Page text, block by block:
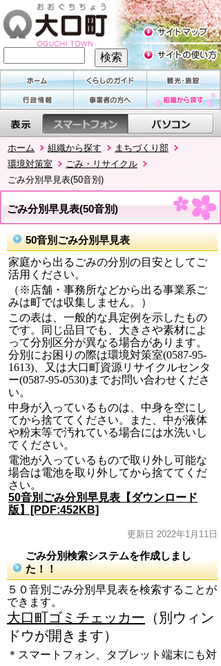
ホーム 組織から探す
まちづくり部
環境対策室
ごみ・リサイクル
ごみ分別早見表(50音別)
ごみ分別早見表(50音別)
50音別ごみ分別早見表
家庭から出るごみの分別の目安としてご
活用ください。
（※店舗・事務所などから出る事業系ご
みは町では収集しません。）
この表は、一般的な具定例を示したもの
です。同じ品目でも、大きさや素材によ
って分別区分が異なる場合があります。
分別にお困りの際は環境対策室(0587-95-
1613)、又は大口町資源リサイクルセンタ
ー(0587-95-0530)までお問い合わせくださ
い。
中身が入っているものは、中身を空にし
てから捨ててください。また、中が液体
や粉末等で汚れている場合には水洗いし
てください。
電池が入っているもので取り外し可能な
場合は電池を取り外してから捨ててくだ
さい。
50音別ごみ分別早見表【ダウンロード
版】[PDF:452KB]
更新日 2022年1月11日
ごみ分別検索システムを作成しまし
た！！
５０音別ごみ分別早見表を検索することが
できます。
大口町ゴミチェッカー （別ウィン
ドウが開きます）
＊スマートフォン、タブレット端末にも対